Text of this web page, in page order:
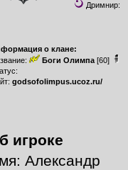
Дримнир:
о клане:
Боги Олимпа[60]
godsofolimpus.ucoz.ru/
игроке
Александр